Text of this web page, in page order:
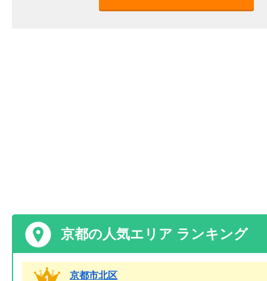
京都の人気エリア ランキング
京都市北区